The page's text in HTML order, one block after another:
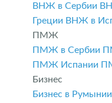
ВНЖ в Сербии
Греции ВНЖ в
ПМЖ
ПМЖ в Сербии
ПМЖ Испании
Бизнес
Бизнес в Румынии